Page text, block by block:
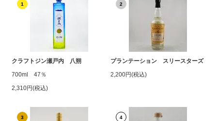
1
クラフトジン瀬戸内 八朔
700ml 47％
2,310円(税込)
2
プランテーション スリースターズ
2,200円(税込)
3 4